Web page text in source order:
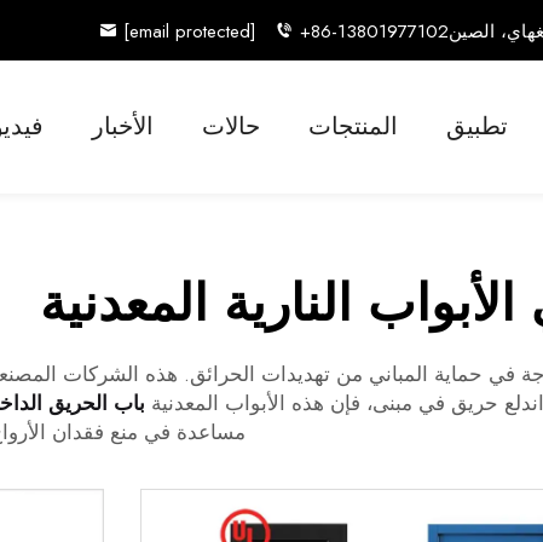
+86-13801977102
[email protected]
تطبيق المنتجات حالات الأخبار
النارية المعدنية
حماية المباني من تهديدات الحرائق. هذه الشركات المصنعة
حريق في مبنى، فإن هذه الأبواب المعدنية باب الحريق
مساعدة في منع فقدان